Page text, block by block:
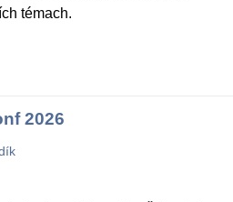
témach.
2026